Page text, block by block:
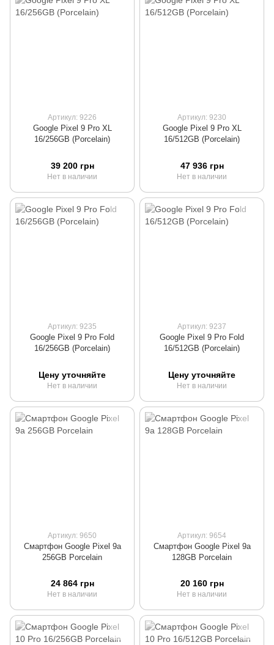
Артикул: 9226
Google Pixel 9 Pro XL
16/256GB (Porcelain)
39 200 грн
Нет в наличии
Артикул: 9230
Google Pixel 9 Pro XL
16/512GB (Porcelain)
47 936 грн
Нет в наличии
Артикул: 9235
Google Pixel 9 Pro Fold
16/256GB (Porcelain)
Цену уточняйте
Нет в наличии
Артикул: 9237
Google Pixel 9 Pro Fold
16/512GB (Porcelain)
Цену уточняйте
Нет в наличии
Артикул: 9650
Смартфон Google Pixel 9a
256GB Porcelain
24 864 грн
Нет в наличии
Артикул: 9654
Смартфон Google Pixel 9a
128GB Porcelain
20 160 грн
Нет в наличии